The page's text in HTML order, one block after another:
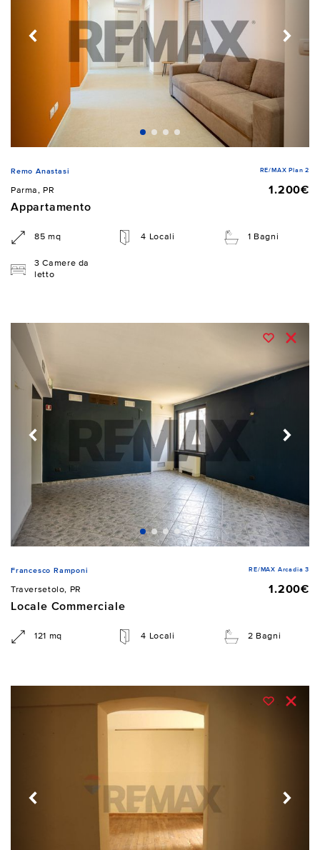
Remo Anastasi RE/MAX Plan 2
Parma, PR
1.200€
Appartamento
85 mq 4 Locali 1 Bagni
3 Camere da
letto
Francesco Ramponi RE/MAX Arcadia 3
Traversetolo, PR
1.200€
Locale Commerciale
121 mq 4 Locali 2 Bagni